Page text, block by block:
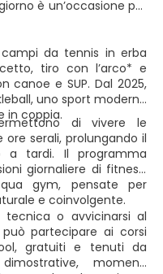
è un’occasione per
campi da tennis in erba
tiro con l’arco* e
e SUP. Dal 2025,
uno sport moderno
in coppia.
di vivere le
serali, prolungando il
a tardi. Il programma
giornaliere di fitness,
gym, pensate per
e coinvolgente.
o avvicinarsi al
partecipare ai corsi
gratuiti e tenuti da
momenti